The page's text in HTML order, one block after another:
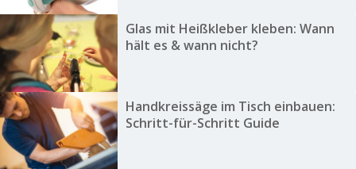
Glas mit Heißkleber kleben: Wann
hält es & wann nicht?
Handkreissäge im Tisch einbauen:
Schritt-für-Schritt Guide